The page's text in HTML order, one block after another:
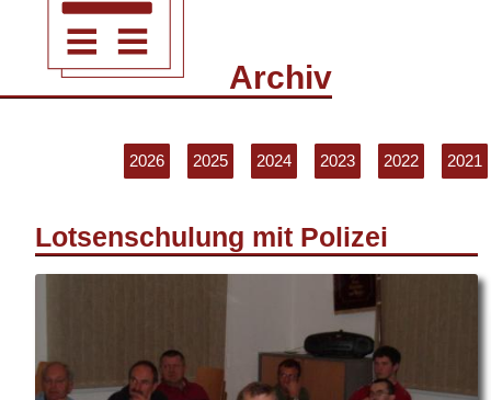
Archiv
2026 2025 2024 2023 2022 2021
Lotsenschulung mit Polizei